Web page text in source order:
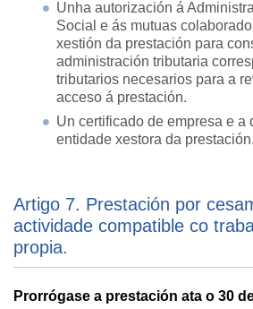
Unha autorización á
Social e ás mutuas
xestión da prestación para
administración tributaria
tributarios necesarios para a
acceso á prestación.
Un certificado de empresa e a
entidade xestora da prestación.
Artigo 7. Prestación por
actividade compatible co
propia.
Prorrógase a prestación ata o 30